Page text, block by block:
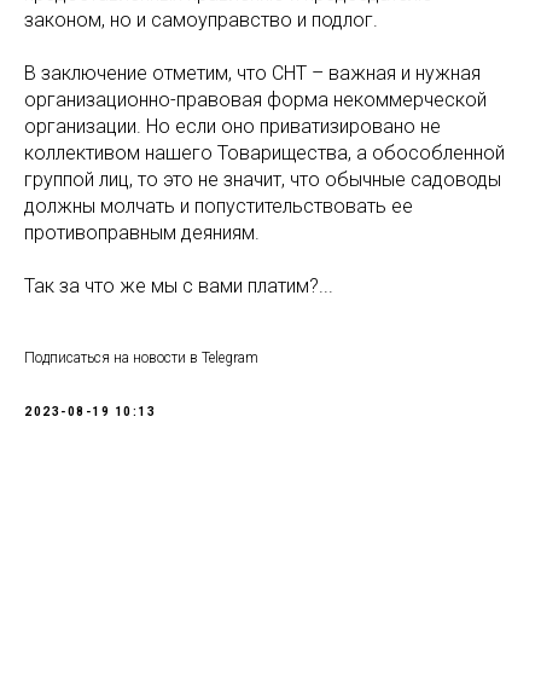
законом, но и самоуправство и подлог.
В заключение отметим, что СНТ – важная и нужная
организационно-правовая форма некоммерческой
организации. Но если оно приватизировано не
коллективом нашего Товарищества, а обособленной
группой лиц, то это не значит, что обычные садоводы
должны молчать и попустительствовать ее
противоправным деяниям.
Так за что же мы с вами платим?...
Подписаться на новости в Telegram
2023-08-19 10:13